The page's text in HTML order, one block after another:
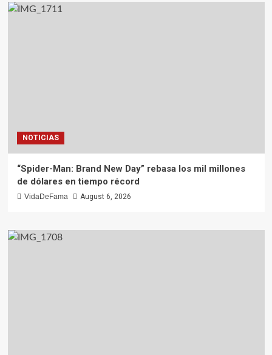
NOTICIAS
“Spider-Man: Brand New Day” rebasa los mil millones
de dólares en tiempo récord
VidaDeFama August 6, 2026